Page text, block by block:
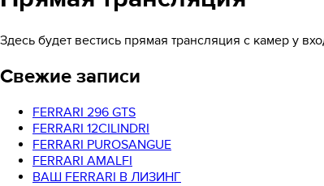
Здесь будет вестись прямая трансляция с камер у
Свежие записи
FERRARI 296 GTS
FERRARI 12CILINDRI
FERRARI PUROSANGUE
FERRARI AMALFI
ВАШ FERRARI В ЛИЗИНГ